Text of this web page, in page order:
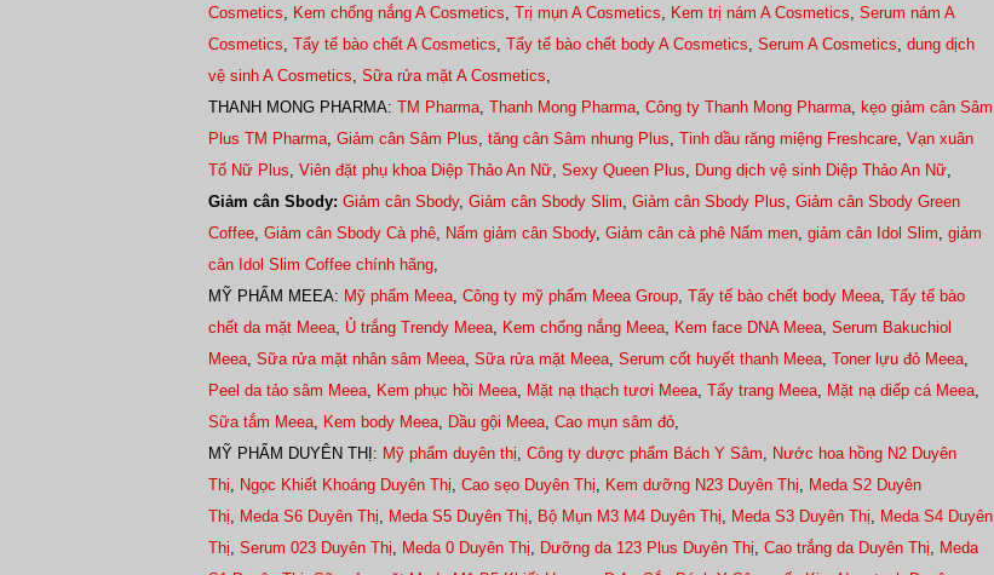
Cosmetics, Kem chống nắng A Cosmetics, Trị mụn A Cosmetics, Kem trị nám A Cosmetics, Serum nám A
Cosmetics, Tẩy tế bào chết A Cosmetics, Tẩy tế bào chết body A Cosmetics, Serum A Cosmetics, dung dịch
vệ sinh A Cosmetics, Sữa rửa mặt A Cosmetics,
THANH MONG PHARMA: TM Pharma, Thanh Mong Pharma, Công ty Thanh Mong Pharma, kẹo giảm cân Sâm
Plus TM Pharma, Giảm cân Sâm Plus, tăng cân Sâm nhung Plus, Tinh dầu răng miệng Freshcare, Vạn xuân
Tố Nữ Plus, Viên đặt phụ khoa Diệp Thảo An Nữ, Sexy Queen Plus, Dung dịch vệ sinh Diệp Thảo An Nữ,
Giảm cân Sbody: Giảm cân Sbody, Giảm cân Sbody Slim, Giảm cân Sbody Plus, Giảm cân Sbody Green
Coffee, Giảm cân Sbody Cà phê, Nấm giảm cân Sbody, Giảm cân cà phê Nấm men, giảm cân Idol Slim, giảm
cân Idol Slim Coffee chính hãng,
MỸ PHẨM MEEA: Mỹ phẩm Meea, Công ty mỹ phẩm Meea Group, Tẩy tế bào chết body Meea, Tẩy tế bào
chết da mặt Meea, Ủ trắng Trendy Meea, Kem chống nắng Meea, Kem face DNA Meea, Serum Bakuchiol
Meea, Sữa rửa mặt nhân sâm Meea, Sữa rửa mặt Meea, Serum cốt huyết thanh Meea, Toner lựu đỏ Meea,
Peel da tảo sâm Meea, Kem phục hồi Meea, Mặt nạ thạch tươi Meea, Tẩy trang Meea, Mặt nạ diếp cá Meea,
Sữa tắm Meea, Kem body Meea, Dầu gội Meea, Cao mụn sâm đỏ,
MỸ PHẨM DUYÊN THỊ: Mỹ phẩm duyên thị, Công ty dược phẩm Bách Y Sâm, Nước hoa hồng N2 Duyên
Thị, Ngọc Khiết Khoáng Duyên Thị, Cao sẹo Duyên Thị, Kem dưỡng N23 Duyên Thị, Meda S2 Duyên
Thị, Meda S6 Duyên Thị, Meda S5 Duyên Thị, Bộ Mụn M3 M4 Duyên Thị, Meda S3 Duyên Thị, Meda S4 Duyên
Thị, Serum 023 Duyên Thị, Meda 0 Duyên Thị, Dưỡng da 123 Plus Duyên Thị, Cao trắng da Duyên Thị, Meda